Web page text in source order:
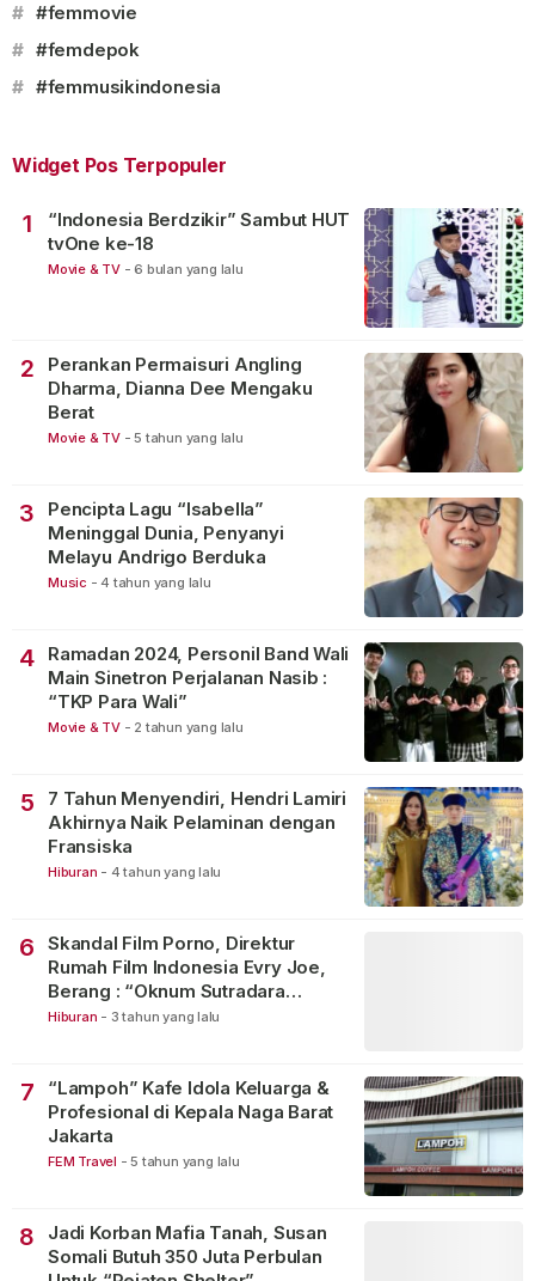
# #femmovie
# #femdepok
# #femmusikindonesia
Widget Pos Terpopuler
1
“Indonesia Berdzikir” Sambut HUT
tvOne ke-18
Movie & TV - 6 bulan yang lalu
2
Perankan Permaisuri Angling
Dharma, Dianna Dee Mengaku
Berat
Movie & TV - 5 tahun yang lalu
3
Pencipta Lagu “Isabella”
Meninggal Dunia, Penyanyi
Melayu Andrigo Berduka
Music - 4 tahun yang lalu
4
Ramadan 2024, Personil Band Wali
Main Sinetron Perjalanan Nasib :
“TKP Para Wali”
Movie & TV - 2 tahun yang lalu
5
7 Tahun Menyendiri, Hendri Lamiri
Akhirnya Naik Pelaminan dengan
Fransiska
Hiburan - 4 tahun yang lalu
6
Skandal Film Porno, Direktur
Rumah Film Indonesia Evry Joe,
Berang : “Oknum Sutradara
Merusak Perfilman Indonesia”!
Hiburan - 3 tahun yang lalu
7
“Lampoh” Kafe Idola Keluarga &
Profesional di Kepala Naga Barat
Jakarta
FEM Travel - 5 tahun yang lalu
8
Jadi Korban Mafia Tanah, Susan
Somali Butuh 350 Juta Perbulan